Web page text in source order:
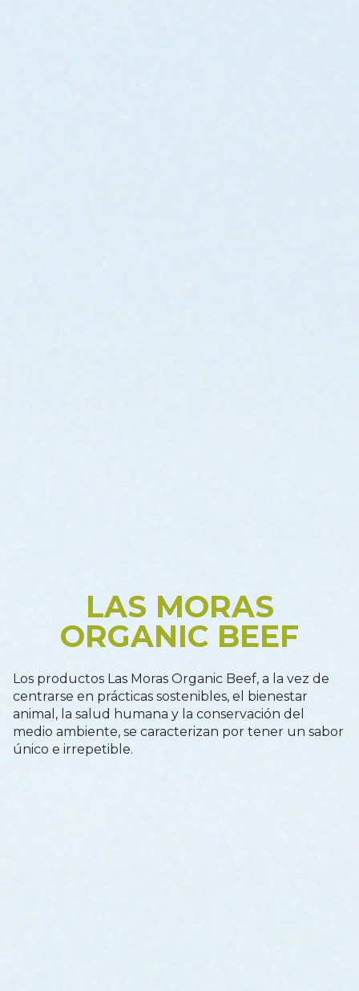
LAS MORAS
ORGANIC BEEF
Los productos Las Moras Organic Beef, a la vez de
centrarse en prácticas sostenibles, el bienestar
animal, la salud humana y la conservación del
medio ambiente, se caracterizan por tener un sabor
único e irrepetible.